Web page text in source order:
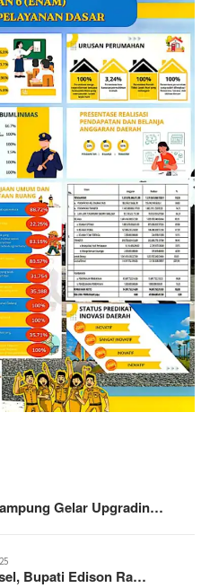
Gelar Upgradin…
Bupati Edison Ra…